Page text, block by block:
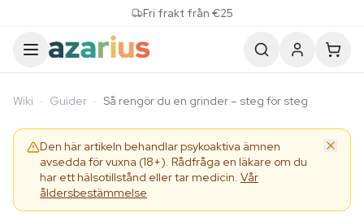
Fri frakt från €25
Wiki · Guider · Så rengör du en grinder – steg för steg
Den här artikeln behandlar psykoaktiva ämnen
avsedda för vuxna (18+). Rådfråga en läkare om du
har ett hälsotillstånd eller tar medicin. Vår
åldersbestämmelse